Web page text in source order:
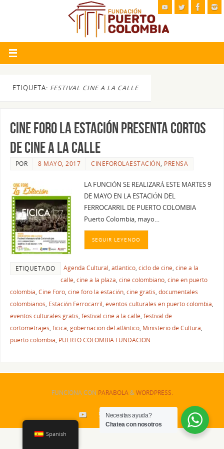
ETIQUETA: FESTIVAL CINE A LA CALLE
CINE FORO LA ESTACIÓN PRESENTA CORTOS
DE CINE A LA CALLE
POR 8 MAYO, 2017 CINEFOROLAESTACIÓN, PRENSA
LA FUNCIÓN SE REALIZARÁ ESTE MARTES 9
DE MAYO EN LA ESTACIÓN DEL
FERROCARRIL DE PUERTO COLOMBIA
Puerto Colombia, mayo…
SEGUIR LEYENDO
ETIQUETADO Agenda Cultural, atlantico, ciclo de cine, cine a la
calle, cine a la plaza, cine colombiano, cine en puerto
colombia, Cine Foro, cine foro la estación, cine gratis, documentales
colombianos, Estación Ferrocarril, eventos culturales en puerto colombia,
eventos culturales gratis, festival cine a la calle, festival de
cortometrajes, ficica, gobernacion del atlántico, Ministerio de Cultura,
puerto colombia, PUERTO COLOMBIA FUNDACION
FUNCIONA CON PARABOLA&WORDPRESS.
Spanish
Necesitas ayuda?
Chatea con nosotros